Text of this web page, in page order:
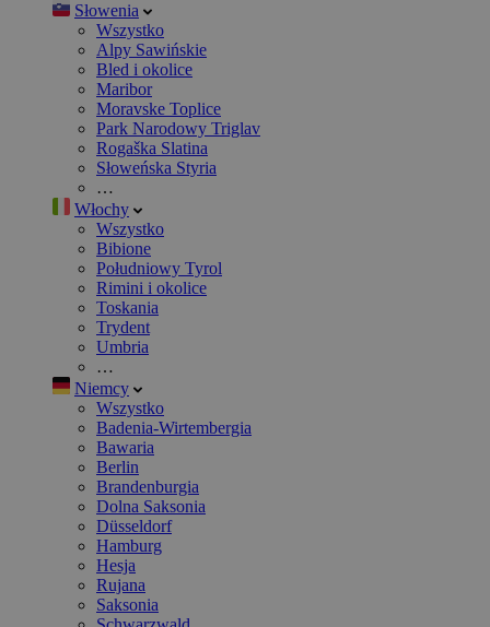
Słowenia
Wszystko
Alpy Sawińskie
Bled i okolice
Maribor
Moravske Toplice
Park Narodowy Triglav
Rogaška Slatina
Słoweńska Styria
…
Włochy
Wszystko
Bibione
Południowy Tyrol
Rimini i okolice
Toskania
Trydent
Umbria
…
Niemcy
Wszystko
Badenia-Wirtembergia
Bawaria
Berlin
Brandenburgia
Dolna Saksonia
Düsseldorf
Hamburg
Hesja
Rujana
Saksonia